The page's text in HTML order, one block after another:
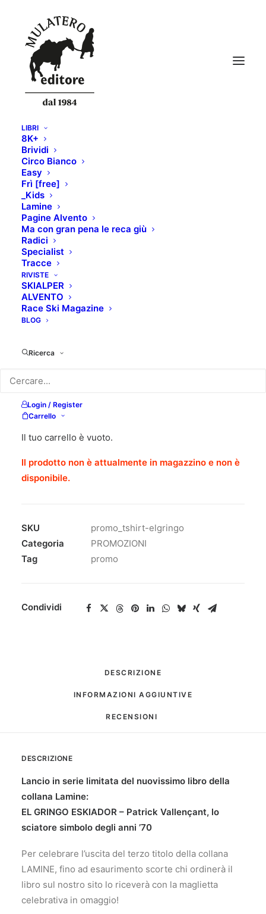
LIBRI
8K+
Brividi
Circo Bianco
Easy
Frì [free]
_Kids
Lamine
Pagine Alvento
Ma con gran pena le reca giù
Radici
Specialist
Tracce
RIVISTE
SKIALPER
ALVENTO
Race Ski Magazine
BLOG
Ricerca
Login / Register
Carrello
Il tuo carrello è vuoto.
PROMOZIONE A SERIE LIMITATA
Per celebrare il terzo titolo della collana Lamine
riceverà anche la t-shirt rosa ispirata al colore
Il prodotto non è attualmente in magazzino e non è
disponibile.
SKU
promo_tshirt-elgringo
Categoria
PROMOZIONI
Tag
promo
Condividi
DESCRIZIONE
INFORMAZIONI AGGIUNTIVE
RECENSIONI
DESCRIZIONE
Lancio in serie limitata del nuovissimo libro della
collana Lamine:
EL GRINGO ESKIADOR – Patrick Vallençant, lo
sciatore simbolo degli anni ’70
Per celebrare l’uscita del terzo titolo della collana
LAMINE, fino ad esaurimento scorte chi ordinerà il
libro sul nostro sito lo riceverà con la maglietta
celebrativa in omaggio!